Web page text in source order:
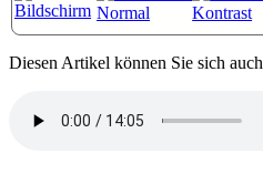
Diesen Artikel können Sie sich auch